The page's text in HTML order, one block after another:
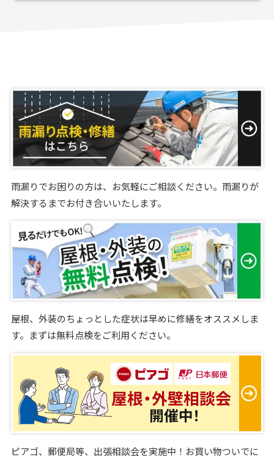
雨漏りでお困りの方は、お気軽にご相談ください。雨漏りが
解決するまでお付き合いいたします。
屋根、外装のちょっとした症状は早めに修繕をオススメしま
す。まずは無料点検をご利用ください。
ピアゴ、郵便局等、出張相談会を実施中！お買い物ついでに